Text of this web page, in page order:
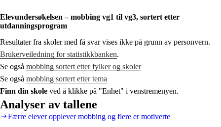
Elevundersøkelsen – mobbing vg1 til vg3, sortert etter
utdanningsprogram
Resultater fra skoler med få svar vises ikke på grunn av personvern.
Brukerveiledning for statistikkbanken.
Se også mobbing sortert etter fylker og skoler
Se også mobbing sortert etter tema
Finn din skole ved å klikke på "Enhet" i venstremenyen.
Analyser av tallene
Færre elever opplever mobbing og flere er motiverte